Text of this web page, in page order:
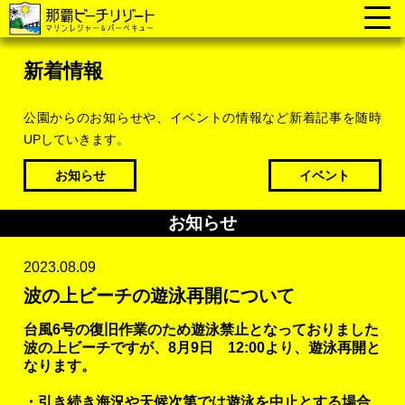
新着情報
公園からのお知らせや、イベントの情報など新着記事を随時
UPしていきます。
お知らせ イベント
お知らせ
2023.08.09
波の上ビーチの遊泳再開について
台風6号の復旧作業のため遊泳禁止となっておりました
波の上ビーチですが、8月9日 12:00より、遊泳再開と
なります。
・引き続き海況や天候次第では遊泳を中止とする場合